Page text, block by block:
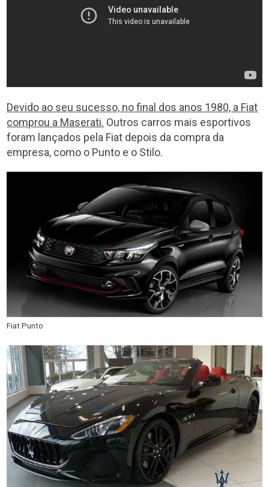
Devido ao seu sucesso, no final dos anos 1980, a Fiat
comprou a Maserati. Outros carros mais esportivos
foram lançados pela Fiat depois da compra da
empresa, como o Punto e o Stilo.
Fiat Punto